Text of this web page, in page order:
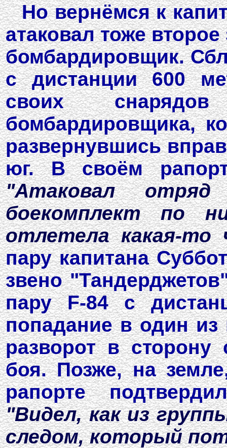
Но вернёмся к
атаковал тоже
бомбардировщик.
с дистанции 600
своих
бомбардировщика,
развернувшись
юг. В своём
"Атаковал
боекомплект по
отлетела какая-то
пару капитана
звено
пару F-84 с
попадание в один из
разворот в
боя. Позже, на
рапорте
"Видел, как из
следом, который